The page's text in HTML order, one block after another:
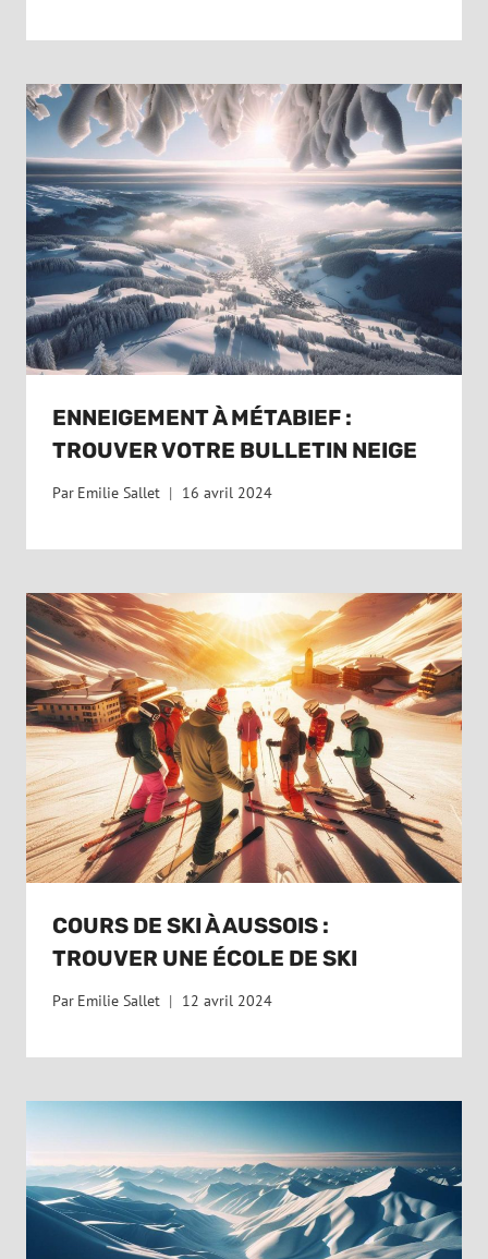
ENNEIGEMENT À MÉTABIEF :
TROUVER VOTRE BULLETIN NEIGE
Par Emilie Sallet 16 avril 2024
COURS DE SKI À AUSSOIS :
TROUVER UNE ÉCOLE DE SKI
Par Emilie Sallet 12 avril 2024